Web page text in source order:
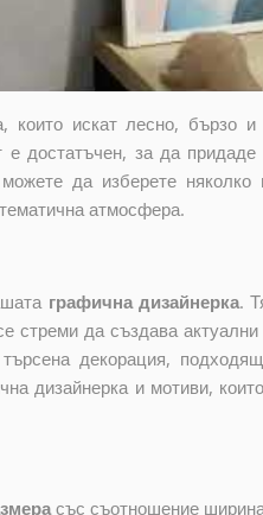
които искат лесно, бързо
достатъчен, за да
да изберете
атмосфера.
графична дизайнерка.
стреми да създава
декорация,
дизайнерка и мотиви,
със съотношение